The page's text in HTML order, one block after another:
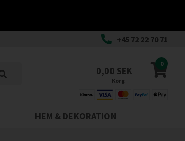
+45 72 22 70 71
0
0,00 SEK
Korg
HEM & DEKORATION